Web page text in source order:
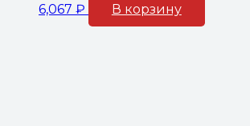
6,067 ₽ В корзину